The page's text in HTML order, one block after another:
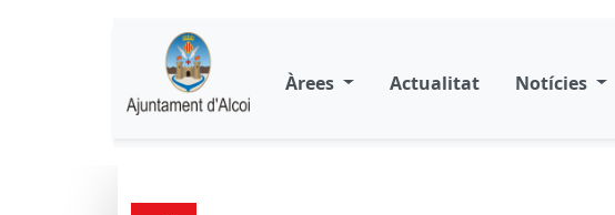
Àrees Actualitat Notícies